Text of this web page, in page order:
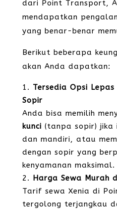
dari Point Transport,
mendapatkan
yang benar-benar
Berikut beberapa
akan Anda dapatkan:
Tersedia Opsi
Sopir
Anda bisa memilih
kunci (tanpa sopir) jika
dan mandiri, atau
dengan sopir yang
kenyamanan maksimal.
Harga Sewa Murah
Tarif sewa Xenia di
tergolong terjangkau